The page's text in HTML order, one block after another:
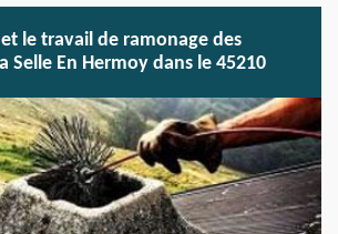
le travail de ramonage des
Selle En Hermoy dans le 45210